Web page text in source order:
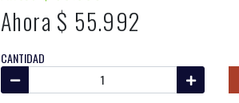
Ahora $ 55.992
CANTIDAD